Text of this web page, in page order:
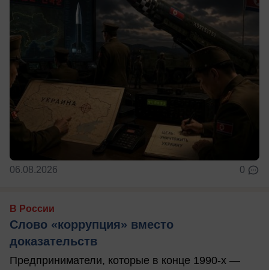
06.08.2026 0
В России
Слово «коррупция» вместо
доказательств
Предприниматели, которые в конце 1990-х —